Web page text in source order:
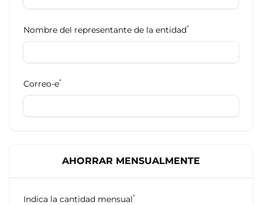
Nombre del representante de la entidad*
Correo-e*
AHORRAR MENSUALMENTE
Indica la cantidad mensual*